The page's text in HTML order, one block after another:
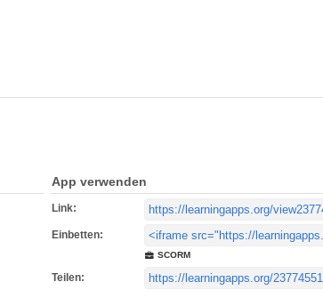
App verwenden
Link:
Einbetten:
SCORM
Teilen: